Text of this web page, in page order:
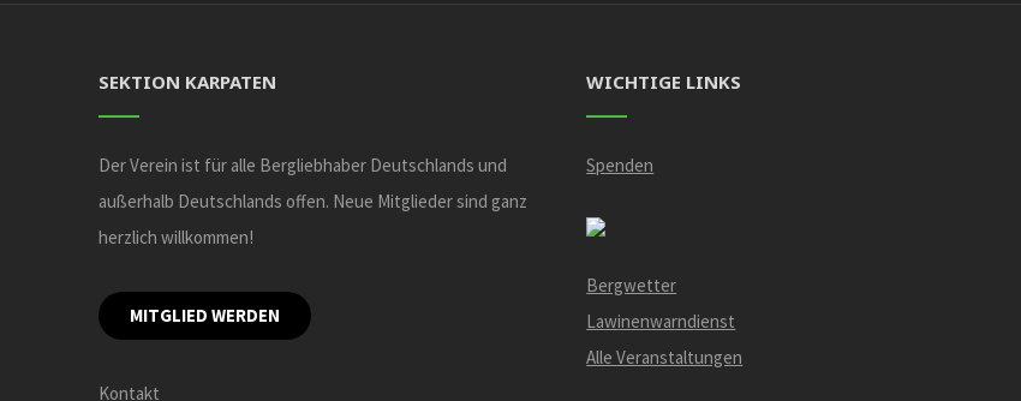
SEKTION KARPATEN
Der Verein ist für alle Bergliebhaber Deutschlands und
außerhalb Deutschlands offen. Neue Mitglieder sind ganz
herzlich willkommen!
MITGLIED WERDEN
Kontakt
WICHTIGE LINKS
Spenden
Bergwetter
Lawinenwarndienst
Alle Veranstaltungen